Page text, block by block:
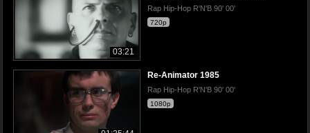
03:21
Rap Hip-Hop R'N'B 90' 00'
720p
Re-Animator 1985
Rap Hip-Hop R'N'B 90' 00'
1080p